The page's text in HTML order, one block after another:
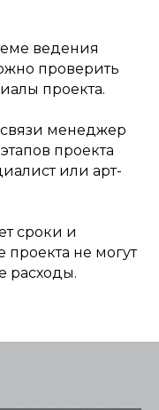
ведения
проверить
проекта.
менеджер
проекта
или арт-
сроки и
не могут
расходы.